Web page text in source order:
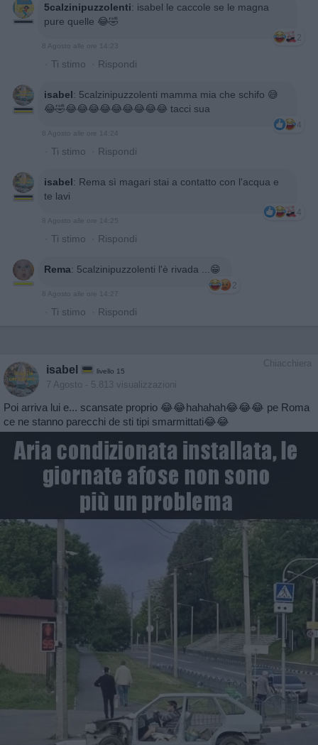
5calzinipuzzolenti: isabel le caccole se le magna
pure quelle 😂🤣
2
8 Agosto alle ore 14:23
· Ti stimo · Rispondi
isabel: 5calzinipuzzolenti mamma mia che schifo 😅
😂🤣😂😂😂😂😂😂😂😂😂 tacci sua
4
8 Agosto alle ore 14:24
· Ti stimo · Rispondi
isabel: Rema sì magari stai a contatto con l'acqua e
te lavi
4
8 Agosto alle ore 14:25
· Ti stimo · Rispondi
Rema: 5calzinipuzzolenti l'è rivada ...😁
2
8 Agosto alle ore 14:27
· Ti stimo · Rispondi
Chiacchiera
isabel livello 15
7 Agosto - 5.813 visualizzazioni
Poi arriva lui e... scansate proprio 😂😂hahahah😂😂😂 pe Roma
ce ne stanno parecchi de sti tipi smarmittati😂😂